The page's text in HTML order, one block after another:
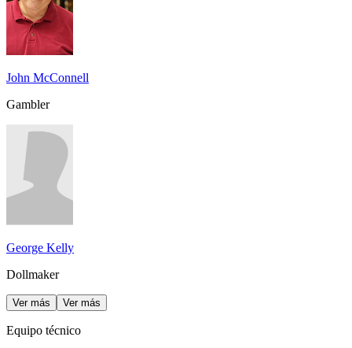
John McConnell
Gambler
George Kelly
Dollmaker
Ver más Ver más
Equipo técnico